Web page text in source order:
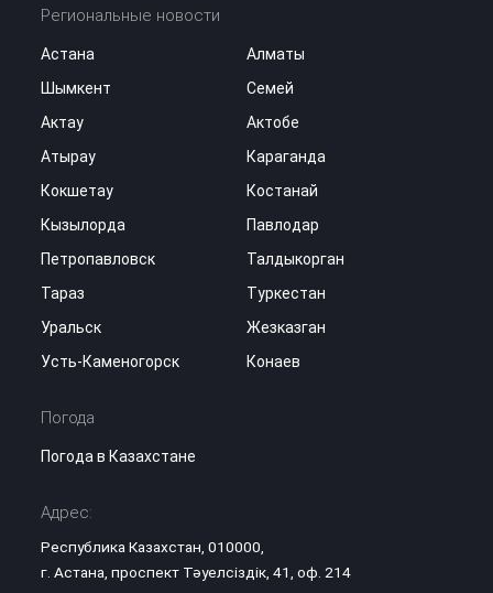
Региональные новости
Астана
Алматы
Шымкент
Семей
Актау
Актобе
Атырау
Караганда
Кокшетау
Костанай
Кызылорда
Павлодар
Петропавловск
Талдыкорган
Тараз
Туркестан
Уральск
Жезказган
Усть-Каменогорск
Конаев
Погода
Погода в Казахстане
Адрес:
Республика Казахстан, 010000,
г. Астана, проспект Тәуелсіздік, 41, оф. 214